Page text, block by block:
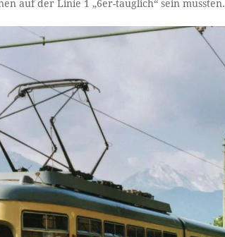
auf der Linie 1 „6er-tauglich“ sein mussten.